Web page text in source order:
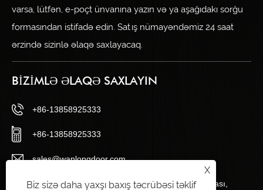
varsa, lütfən, e-poçt ünvanına yazın və ya aşağıdakı sorğu
formasından istifadə edin. Satış nümayəndəmiz 24 saat
ərzində sizinlə əlaqə saxlayacaq.
BIZIMLƏ ƏLAQƏ SAXLAYIN
+86-13858925333
+86-13858925333
sales@wanlongdoor.com
No.12, Century Road, Wangshantou Sənaye Zonası,
X
Biz sizə daha yaxşı baxış təcrübəsi təklif